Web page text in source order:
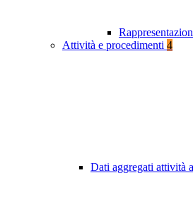
Attività e procedimenti 4
Dati aggregati attività